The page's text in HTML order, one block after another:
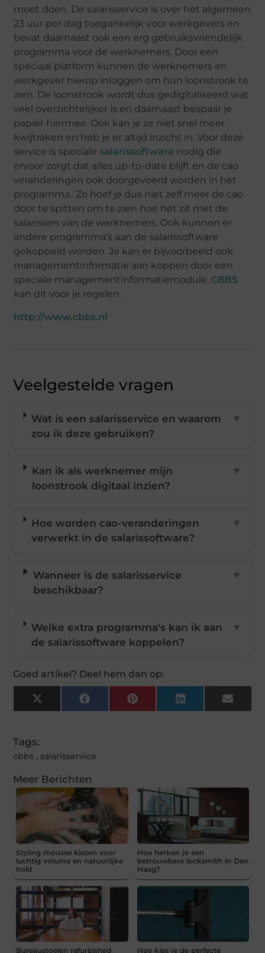
moet doen. De salarisservice is over het algemeen
23 uur per dag toegankelijk voor werkgevers en
bevat daarnaast ook een erg gebruiksvriendelijk
programma voor de werknemers. Door een
speciaal platform kunnen de werknemers en
werkgever hierop inloggen om hun loonstrook te
zien. De loonstrook wordt dus gedigitaliseerd wat
veel overzichtelijker is en daarnaast bespaar je
papier hiermee. Ook kan je ze niet snel meer
kwijtraken en heb je er altijd inzicht in. Voor deze
service is speciale salarissoftware nodig die
ervoor zorgt dat alles up-to-date blijft en de cao
veranderingen ook doorgevoerd worden in het
programma.. Zo hoef je dus niet zelf meer de cao
door te spitten om te zien hoe het zit met de
salarissen van de werknemers. Ook kunnen er
andere programma’s aan de salarissoftware
gekoppeld worden. Je kan er bijvoorbeeld ook
managementinformatie aan koppen door een
speciale managementinformatiemodule. CBBS
kan dit voor je regelen.
http://www.cbbs.nl
Veelgestelde vragen
Wat is een salarisservice en waarom
zou ik deze gebruiken?
▼
Kan ik als werknemer mijn
loonstrook digitaal inzien?
▼
Hoe worden cao-veranderingen
verwerkt in de salarissoftware?
▼
Wanneer is de salarisservice
beschikbaar?
▼
Welke extra programma's kan ik aan
de salarissoftware koppelen?
▼
Goed artikel? Deel hem dan op:
X
(Twitter)
FacebookPinterestLinkedInEmail
Tags:
cbbs , salarisservice
Meer Berichten
Styling mousse kiezen voor
luchtig volume en natuurlijke
hold
Hoe herken je een
betrouwbare locksmith in Den
Haag?
Bureaustoelen refurbished Hoe kies je de perfecte